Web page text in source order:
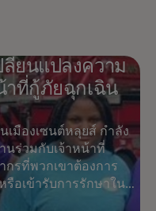
ลี่ยนแปลงความ
าที่กู้ภัยฉุกเฉิน
เมืองเซนต์หลุยส์ กำลัง
นร่วมกับเจ้าหน้าที่
กรที่พวกเขาต้องการ
รือเข้ารับการรักษาใน
มูล Test & Learn ของ